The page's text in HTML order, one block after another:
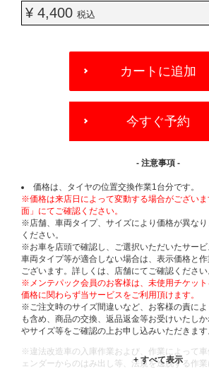
¥ 4,400 税込
OPTIONS
カートに追加
今すぐ予約
- 注意事項 -
価格は、タイヤの位置交換作業1台分です。
※価格は来店日によって変動する場合がござい
面」にてご確認ください。
※店舗、車両タイプ、サイズにより価格が異な
ください。
※お車を店頭で確認し、ご選択いただいたサービ
車両タイプ等が適合しない場合は、表示価格と
ございます。詳しくは、店舗にてご確認ください
※メンテパック会員のお客様は、未使用チケッ
価格に関わらず当サービスをご利用頂けます。
※ご注文時のサイズ間違いなど、お客様の責に
も含め、商品の交換、返品返金等お受けいたし
やサイズ等をご確認の上お申し込みいただきます
※違法改造車の入庫作業および、作業によって
ェンダーからのはみ出し等、法規を逸脱する作